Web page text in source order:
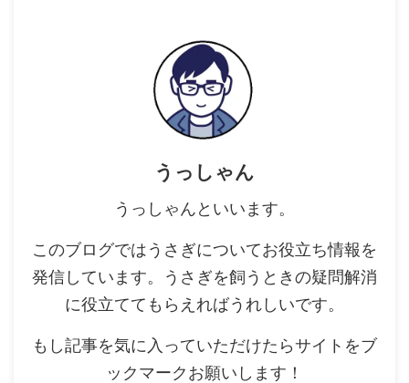
うっしゃん
うっしゃんといいます。
このブログではうさぎについてお役立ち情報を
発信しています。うさぎを飼うときの疑問解消
に役立ててもらえればうれしいです。
もし記事を気に入っていただけたらサイトをブ
ックマークお願いします！